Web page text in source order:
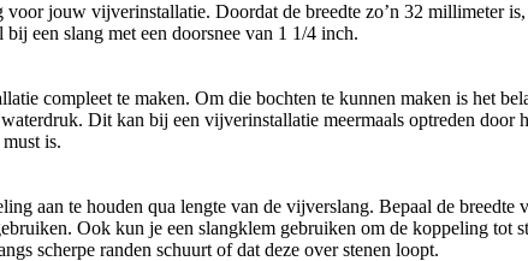
jouw vijverinstallatie. Doordat de breedte zo’n 32 millimeter
een slang met een doorsnee van 1 1/4 inch.
compleet te maken. Om die bochten te kunnen maken is het
Dit kan bij een vijverinstallatie meermaals optreden
is.
aan te houden qua lengte van de vijverslang. Bepaal de
Ook kun je een slangklem gebruiken om de koppeling tot
scherpe randen schuurt of dat deze over stenen loopt.